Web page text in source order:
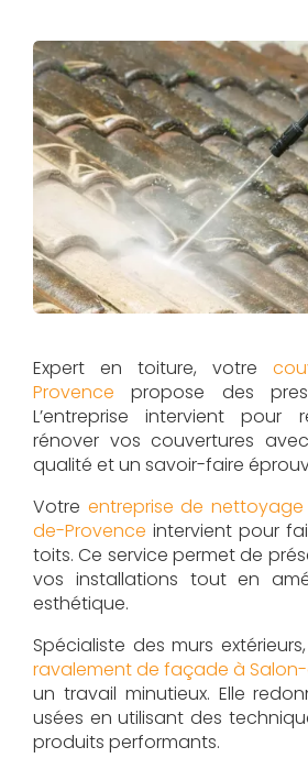
Expert en toiture, votre
Provence propose des
L’entreprise intervient pour
rénover vos couvertures
qualité et un savoir-faire
Votre entreprise de
de-Provence intervient pour
toits. Ce service permet de
vos installations tout en
esthétique.
Spécialiste des murs
ravalement de façade à
un travail minutieux. Elle
usées en utilisant des
produits performants.